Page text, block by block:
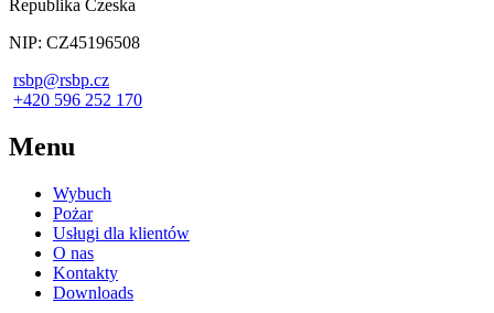
Republika Czeska
NIP: CZ45196508
rsbp@rsbp.cz
+420 596 252 170
Menu
Wybuch
Pożar
Usługi dla klientów
O nas
Kontakty
Downloads